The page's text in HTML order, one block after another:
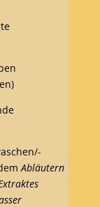
Abläutern